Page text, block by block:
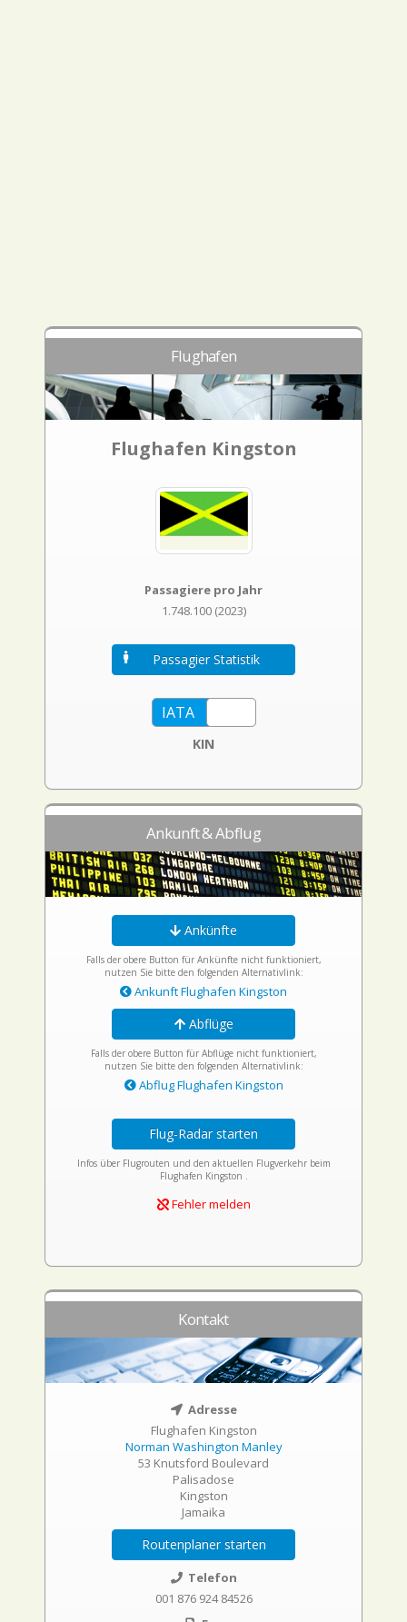
Flughafen
Flughafen Kingston
Passagiere pro Jahr
1.748.100 (2023)
Passagier Statistik
KIN
Ankunft & Abflug
Ankünfte
Falls der obere Button für Ankünfte nicht funktioniert,
nutzen Sie bitte den folgenden Alternativlink:
Ankunft Flughafen Kingston
Abflüge
Falls der obere Button für Abflüge nicht funktioniert,
nutzen Sie bitte den folgenden Alternativlink:
Abflug Flughafen Kingston
Flug-Radar starten
Infos über Flugrouten und den aktuellen Flugverkehr beim
Flughafen Kingston .
Fehler melden
Kontakt
Adresse
Flughafen Kingston
Norman Washington Manley
53 Knutsford Boulevard
Palisadose
Kingston
Jamaika
Routenplaner starten
Telefon
001 876 924 84526